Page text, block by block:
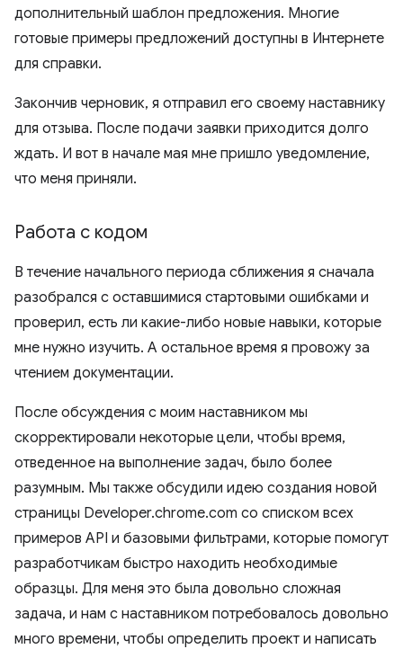
дополнительный шаблон предложения. Многие
готовые примеры предложений доступны в Интернете
для справки.
Закончив черновик, я отправил его своему наставнику
для отзыва. После подачи заявки приходится долго
ждать. И вот в начале мая мне пришло уведомление,
что меня приняли.
Работа с кодом
В течение начального периода сближения я сначала
разобрался с оставшимися стартовыми ошибками и
проверил, есть ли какие-либо новые навыки, которые
мне нужно изучить. А остальное время я провожу за
чтением документации.
После обсуждения с моим наставником мы
скорректировали некоторые цели, чтобы время,
отведенное на выполнение задач, было более
разумным. Мы также обсудили идею создания новой
страницы Developer.chrome.com со списком всех
примеров API и базовыми фильтрами, которые помогут
разработчикам быстро находить необходимые
образцы. Для меня это была довольно сложная
задача, и нам с наставником потребовалось довольно
много времени, чтобы определить проект и написать